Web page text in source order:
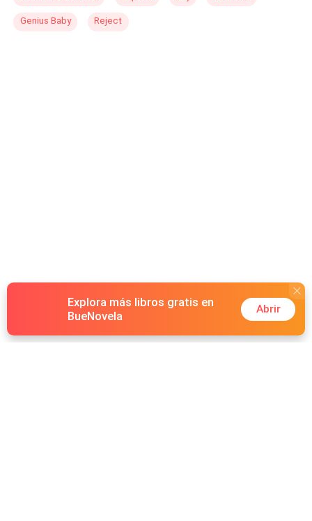
Genius Baby Reject
Explora más libros gratis en
BueNovela
Abrir